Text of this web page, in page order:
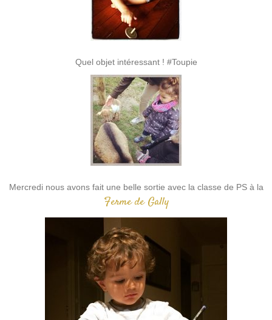
Quel objet intéressant ! #Toupie
Mercredi nous avons fait une belle sortie avec la classe de PS à la
Ferme de Gally